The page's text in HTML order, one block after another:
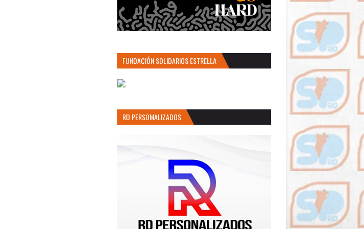
FUNDACIÓN SOLIDARIOS ESTRELLA
RD PERSOMALIZADOS